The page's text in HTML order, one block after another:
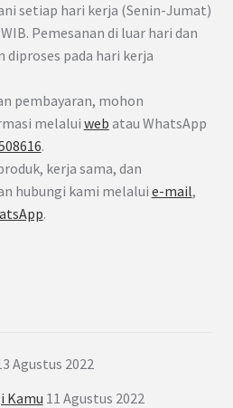
setiap hari kerja (Senin-Jumat)
Pemesanan di luar hari dan
diproses pada hari kerja
pembayaran, mohon
melalui web atau WhatsApp
.
kerja sama, dan
hubungi kami melalui e-mail,
.
Agustus 2022
Kamu 11 Agustus 2022